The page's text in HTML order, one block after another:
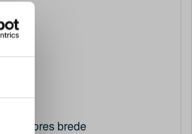
fra vores brede